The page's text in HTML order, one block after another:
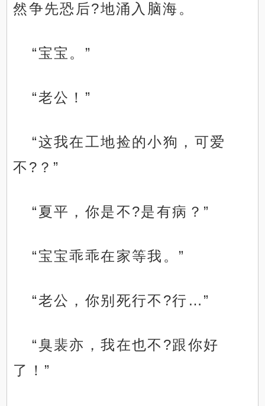
然争先恐后?地涌入脑海。
“宝宝。”
“老公！”
“这我在工地捡的小狗，可爱
不?？”
“夏平，你是不?是有病？”
“宝宝乖乖在家等我。”
“老公，你别死行不?行…”
“臭裴亦，我在也不?跟你好
了！”